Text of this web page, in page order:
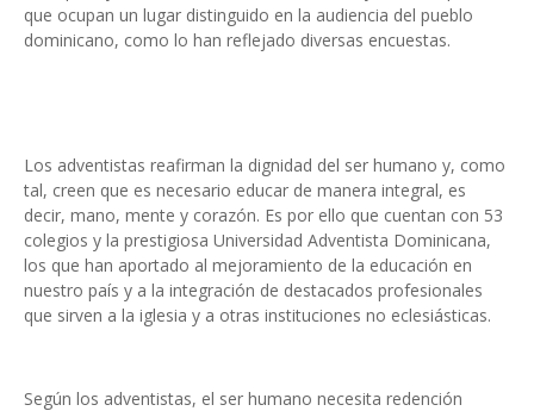
que ocupan un lugar distinguido en la audiencia del pueblo
dominicano, como lo han reflejado diversas encuestas.
Los adventistas reafirman la dignidad del ser humano y, como
tal, creen que es necesario educar de manera integral, es
decir, mano, mente y corazón. Es por ello que cuentan con 53
colegios y la prestigiosa Universidad Adventista Dominicana,
los que han aportado al mejoramiento de la educación en
nuestro país y a la integración de destacados profesionales
que sirven a la iglesia y a otras instituciones no eclesiásticas.
Según los adventistas, el ser humano necesita redención